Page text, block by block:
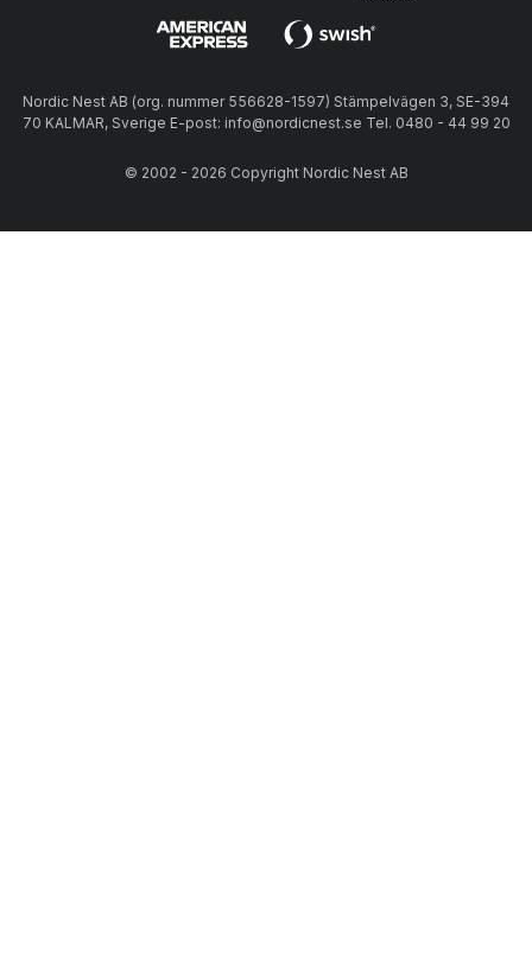
Nordic Nest AB (org. nummer 556628-1597) Stämpelvägen 3, SE-394
70 KALMAR, Sverige E-post: info@nordicnest.se Tel. 0480 - 44 99 20
© 2002 - 2026 Copyright Nordic Nest AB